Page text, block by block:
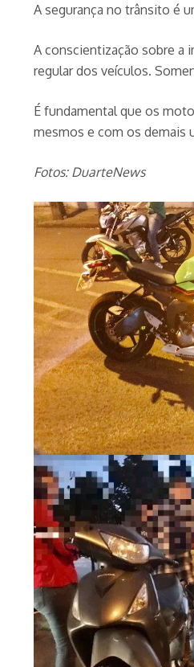
A segurança no trânsito é
A conscientização sobre a
regular dos veículos.
É fundamental que os
mesmos e com os demais
Fotos: DuarteNews